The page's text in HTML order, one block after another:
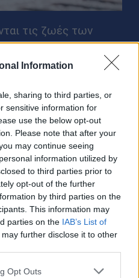
Information
sharing to third parties, or
sensitive information for
use the below opt-out
Please note that after your
may continue seeing
information utilized by
to third parties prior to
opt-out of the further
by third parties on the
This information may
parties on the IAB’s List of
may further disclose it to other
uses one or more Google
Opt Outs
τις ζωές των
στιγμές τους,
πόρτας.
Η σειρά
και να δούμε σε
οικείο. Είναι μία
οι χαρακτήρες, μία
βγάλει ο
που έχει
ζωή του, τα οποία
απλά και όμορφα. Η
συχνά συνδέονται με
σαν αντίβαρο
Η σειρά αποκτά
φωτίζει τις